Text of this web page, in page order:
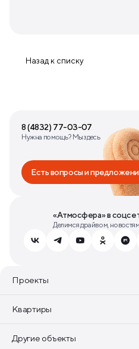
Назад к списку
8 (4832) 77-03-07
Нужна помощь? Мы здесь
Есть вопросы и
«Атмосфера» в
Делимся драйвом,
Проекты
Квартиры
Другие объекты